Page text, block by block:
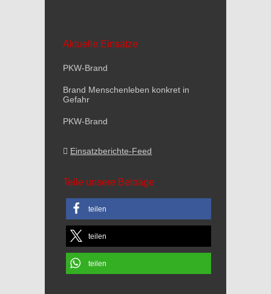
Aktuelle Einsätze
PKW-Brand
Brand Menschenleben konkret in
Gefahr
PKW-Brand
Einsatzberichte-Feed
Teile unsere Beiträge
teilen
teilen
teilen